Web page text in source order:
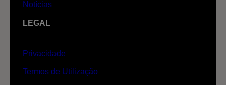
Notícias
LEGAL
Privacidade
Termos de Utilização